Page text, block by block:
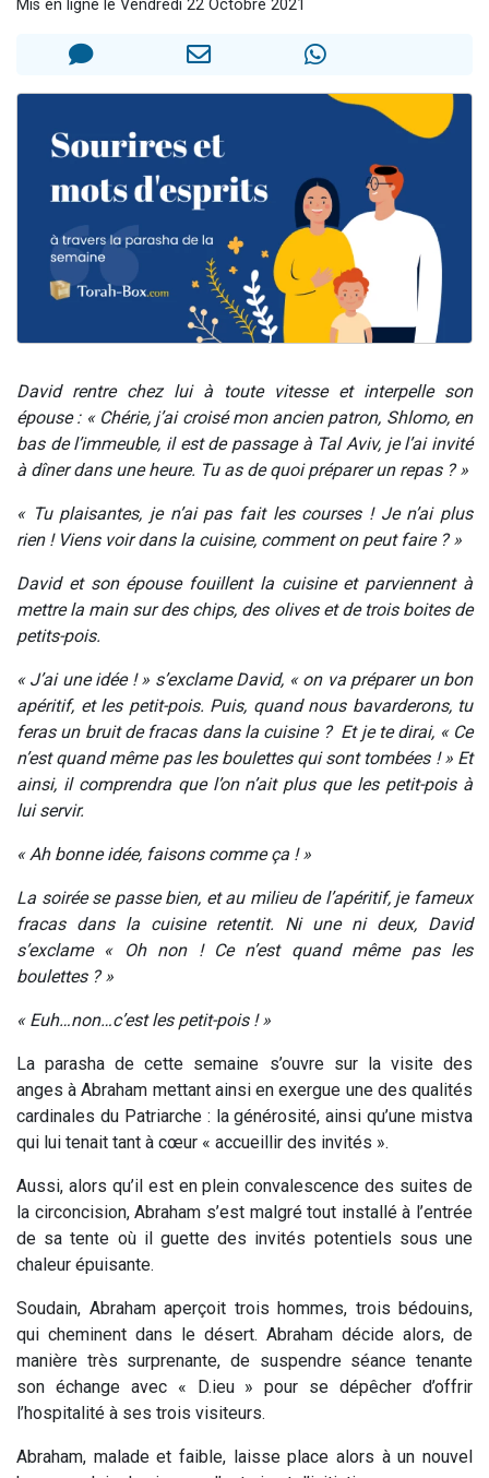
30 personnes viennent de faire un don pour Sauvez la jambe de Yohan
12 nouvelles musiques dans Torah-Box Music
Mis en ligne le Vendredi 22 Octobre 2021
David rentre chez lui à toute vitesse et interpelle son
épouse : « Chérie, j’ai croisé mon ancien patron, Shlomo, en
bas de l’immeuble, il est de passage à Tal Aviv, je l’ai invité
à dîner dans une heure. Tu as de quoi préparer un repas ? »
« Tu plaisantes, je n’ai pas fait les courses ! Je n’ai plus
rien ! Viens voir dans la cuisine, comment on peut faire ? »
David et son épouse fouillent la cuisine et parviennent à
mettre la main sur des chips, des olives et de trois boites de
petits-pois.
« J’ai une idée ! » s’exclame David, « on va préparer un bon
apéritif, et les petit-pois. Puis, quand nous bavarderons, tu
feras un bruit de fracas dans la cuisine ? Et je te dirai, « Ce
n’est quand même pas les boulettes qui sont tombées ! » Et
ainsi, il comprendra que l’on n’ait plus que les petit-pois à
lui servir.
« Ah bonne idée, faisons comme ça ! »
La soirée se passe bien, et au milieu de l’apéritif, je fameux
fracas dans la cuisine retentit. Ni une ni deux, David
s’exclame « Oh non ! Ce n’est quand même pas les
boulettes ? »
« Euh…non…c’est les petit-pois ! »
La parasha de cette semaine s’ouvre sur la visite des
anges à Abraham mettant ainsi en exergue une des qualités
cardinales du Patriarche : la générosité, ainsi qu’une mistva
qui lui tenait tant à cœur « accueillir des invités ».
Aussi, alors qu’il est en plein convalescence des suites de
la circoncision, Abraham s’est malgré tout installé à l’entrée
de sa tente où il guette des invités potentiels sous une
chaleur épuisante.
Soudain, Abraham aperçoit trois hommes, trois bédouins,
qui cheminent dans le désert. Abraham décide alors, de
manière très surprenante, de suspendre séance tenante
son échange avec « D.ieu » pour se dépêcher d’offrir
l’hospitalité à ses trois visiteurs.
Abraham, malade et faible, laisse place alors à un nouvel